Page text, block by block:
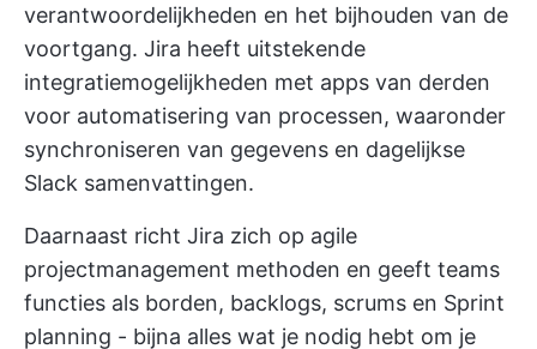
verantwoordelijkheden en het bijhouden van de
voortgang. Jira heeft uitstekende
integratiemogelijkheden met apps van derden
voor automatisering van processen, waaronder
synchroniseren van gegevens en dagelijkse
Slack samenvattingen.
Daarnaast richt Jira zich op agile
projectmanagement methoden en geeft teams
functies als borden, backlogs, scrums en Sprint
planning - bijna alles wat je nodig hebt om je